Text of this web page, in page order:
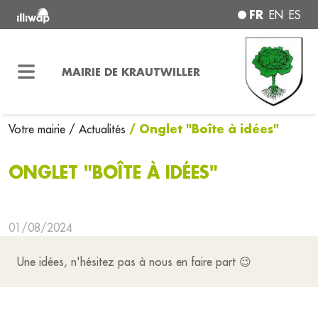
FR EN ES
MAIRIE DE KRAUTWILLER
Votre mairie / Actualités / Onglet "Boîte à idées"
ONGLET "BOÎTE À IDÉES"
01/08/2024
Une idées, n'hésitez pas à nous en faire part 😉